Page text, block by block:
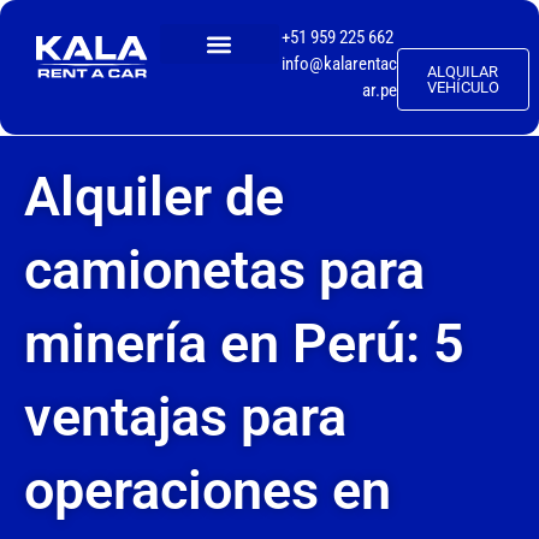
+51 959 225 662
info@kalarentac
ar.pe
ALQUILAR
VEHÍCULO
Alquiler de
camionetas para
minería en Perú: 5
ventajas para
operaciones en